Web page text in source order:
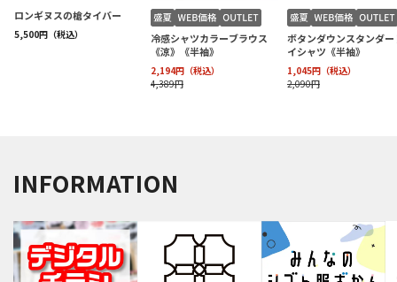
INFORMATION